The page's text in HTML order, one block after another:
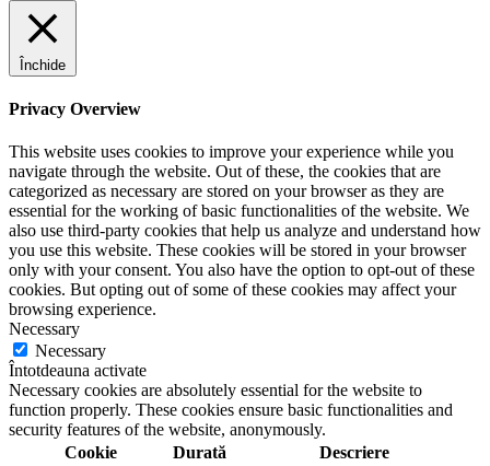
Închide
Privacy Overview
This website uses cookies to improve your experience while you
navigate through the website. Out of these, the cookies that are
categorized as necessary are stored on your browser as they are
essential for the working of basic functionalities of the website. We
also use third-party cookies that help us analyze and understand how
you use this website. These cookies will be stored in your browser
only with your consent. You also have the option to opt-out of these
cookies. But opting out of some of these cookies may affect your
browsing experience.
Necessary
Necessary
Întotdeauna activate
Necessary cookies are absolutely essential for the website to
function properly. These cookies ensure basic functionalities and
security features of the website, anonymously.
Cookie
Durată Descriere